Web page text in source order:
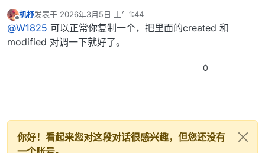
干扰吧？
离线
机杼发表于 2026年3月5日 上午1:44
最后由 编辑
@W1825 可以正常你复制一个，把里面的created 和
modified 对调一下就好了。
0
你好！看起来您对这段对话很感兴趣，但您还没有